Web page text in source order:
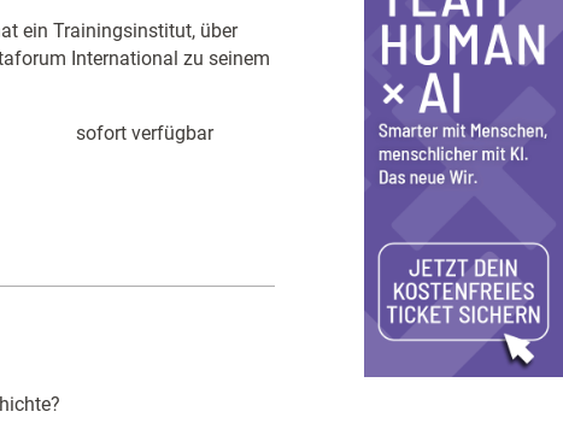
ein Trainingsinstitut, über
International zu seinem
sofort verfügbar